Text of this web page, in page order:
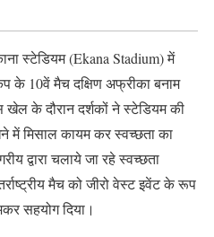
स्टेडियम (Ekana Stadium) में
के 10वें मैच दक्षिण अफ्रीका बनाम
के दौरान दर्शकों ने स्टेडियम की
में मिसाल कायम कर स्वच्छता का
द्वारा चलाये जा रहे स्वच्छता
मैच को जीरो वेस्ट इवेंट के रूप
सहयोग दिया।